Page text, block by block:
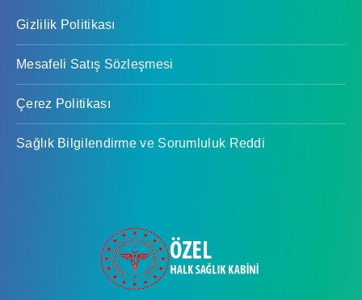
Gizlilik Politikası
Mesafeli Satış Sözleşmesi
Çerez Politikası
Sağlık Bilgilendirme ve Sorumluluk Reddi